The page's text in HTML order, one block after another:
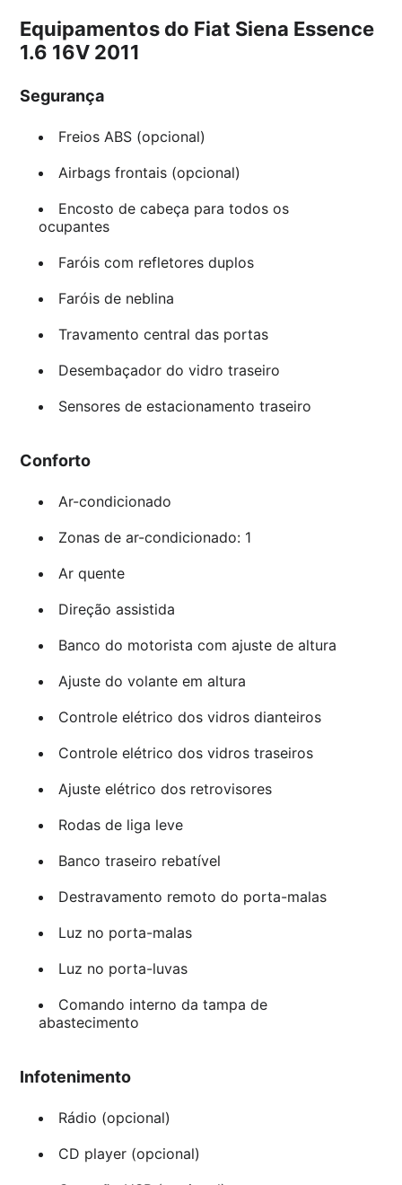
Equipamentos do Fiat Siena Essence
1.6 16V 2011
Segurança
Freios ABS (opcional)
Airbags frontais (opcional)
Encosto de cabeça para todos os
ocupantes
Faróis com refletores duplos
Faróis de neblina
Travamento central das portas
Desembaçador do vidro traseiro
Sensores de estacionamento traseiro
Conforto
Ar-condicionado
Zonas de ar-condicionado: 1
Ar quente
Direção assistida
Banco do motorista com ajuste de altura
Ajuste do volante em altura
Controle elétrico dos vidros dianteiros
Controle elétrico dos vidros traseiros
Ajuste elétrico dos retrovisores
Rodas de liga leve
Banco traseiro rebatível
Destravamento remoto do porta-malas
Luz no porta-malas
Luz no porta-luvas
Comando interno da tampa de
abastecimento
Infotenimento
Rádio (opcional)
CD player (opcional)